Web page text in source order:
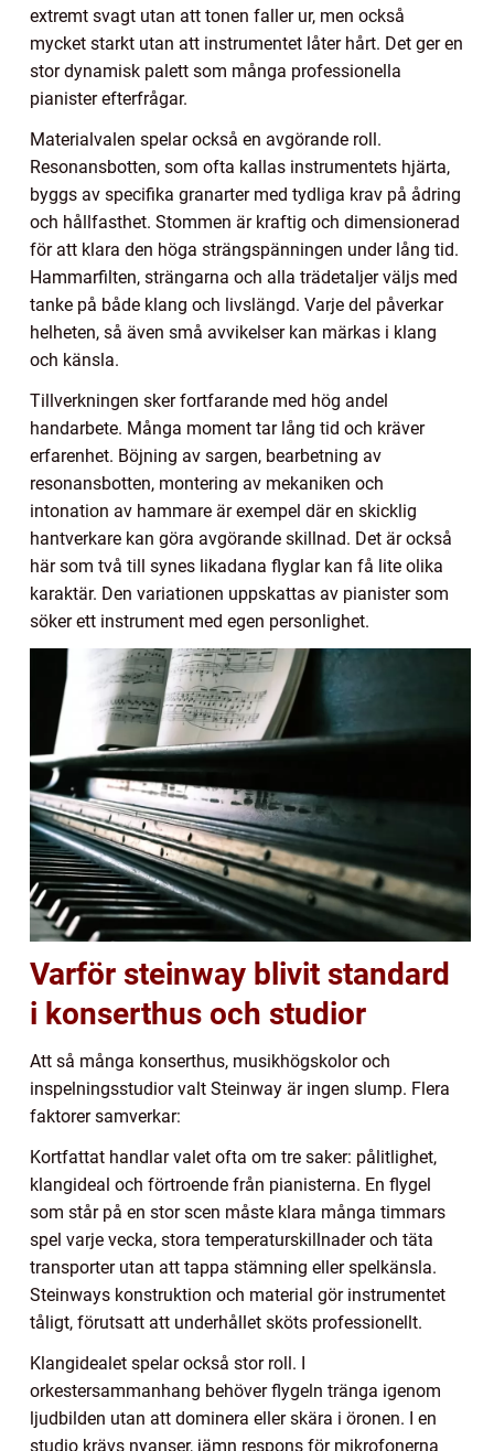
extremt svagt utan att tonen faller ur, men också
mycket starkt utan att instrumentet låter hårt. Det ger en
stor dynamisk palett som många professionella
pianister efterfrågar.
Materialvalen spelar också en avgörande roll.
Resonansbotten, som ofta kallas instrumentets hjärta,
byggs av specifika granarter med tydliga krav på ådring
och hållfasthet. Stommen är kraftig och dimensionerad
för att klara den höga strängspänningen under lång tid.
Hammarfilten, strängarna och alla trädetaljer väljs med
tanke på både klang och livslängd. Varje del påverkar
helheten, så även små avvikelser kan märkas i klang
och känsla.
Tillverkningen sker fortfarande med hög andel
handarbete. Många moment tar lång tid och kräver
erfarenhet. Böjning av sargen, bearbetning av
resonansbotten, montering av mekaniken och
intonation av hammare är exempel där en skicklig
hantverkare kan göra avgörande skillnad. Det är också
här som två till synes likadana flyglar kan få lite olika
karaktär. Den variationen uppskattas av pianister som
söker ett instrument med egen personlighet.
Varför steinway blivit standard
i konserthus och studior
Att så många konserthus, musikhögskolor och
inspelningsstudior valt Steinway är ingen slump. Flera
faktorer samverkar:
Kortfattat handlar valet ofta om tre saker: pålitlighet,
klangideal och förtroende från pianisterna. En flygel
som står på en stor scen måste klara många timmars
spel varje vecka, stora temperaturskillnader och täta
transporter utan att tappa stämning eller spelkänsla.
Steinways konstruktion och material gör instrumentet
tåligt, förutsatt att underhållet sköts professionellt.
Klangidealet spelar också stor roll. I
orkestersammanhang behöver flygeln tränga igenom
ljudbilden utan att dominera eller skära i öronen. I en
studio krävs nyanser, jämn respons för mikrofonerna